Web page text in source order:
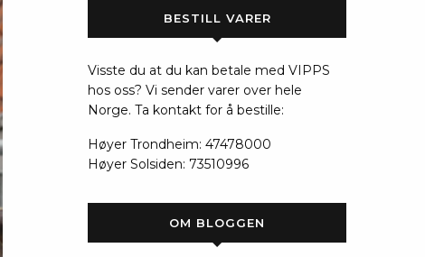
BESTILL VARER
Visste du at du kan betale med VIPPS
hos oss? Vi sender varer over hele
Norge. Ta kontakt for å bestille:
Høyer Trondheim: 47478000
Høyer Solsiden: 73510996
OM BLOGGEN